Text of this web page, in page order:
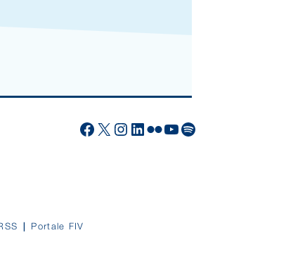
Facebook
X Instagram
LinkedIn
Flickr
YouTube
Spotify
Portale FIV